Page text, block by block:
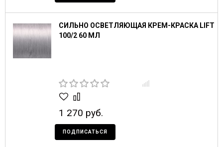
СИЛЬНО ОСВЕТЛЯЮЩАЯ КРЕМ-КРАСКА LIFT
100/2 60 МЛ
1 270 руб.
ПОДПИСАТЬСЯ